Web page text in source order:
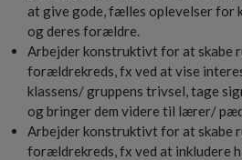
at give gode, fælles oplevelser for
og deres forældre.
Arbejder konstruktivt for at skabe
forældrekreds, fx ved at vise
klassens/ gruppens trivsel, tage
og bringer dem videre til lærer/
Arbejder konstruktivt for at skabe
forældrekreds, fx ved at inkludere